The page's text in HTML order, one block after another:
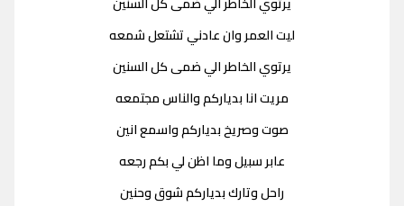
ليت العمر وان عادني تشتعل شمعه
يرتوي الخاطر الي ضمى كل السنين
مريت انا بدياركم والناس مجتمعه
صوت وصريخ بدياركم واسمع انين
عابر سبيل وما اظن لي بكم رجعه
راحل وتارك بدياركم شوق وحنين